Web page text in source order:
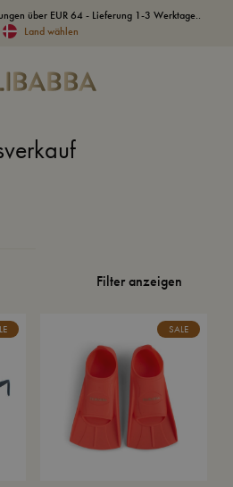
über EUR 64 - Lieferung 1-3 Werktage..
Land wählen
Filter anzeigen
SALE